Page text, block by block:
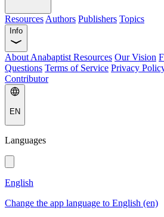
Resources Authors Publishers Topics
Info
About Anabaptist Resources Our Vision
Questions Terms of Service Privacy
Contributor
EN
Languages
English
Change the app language to English (en)